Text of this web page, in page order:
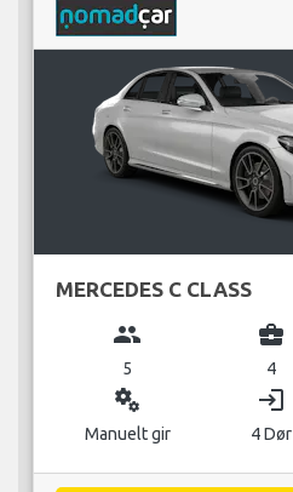
MERCEDES C CLASS
group
5
business_center
4
miscellaneous_services
Manuelt gir
login
4 Dør